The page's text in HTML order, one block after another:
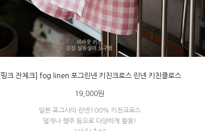
[핑크 잔체크] fog linen 포그린넨 키친크로스 린넨 키친클로스
19,000원
일본 포그사의 린넨100% 키친크로스
덮개나 행주 등으로 다양하게 활용!